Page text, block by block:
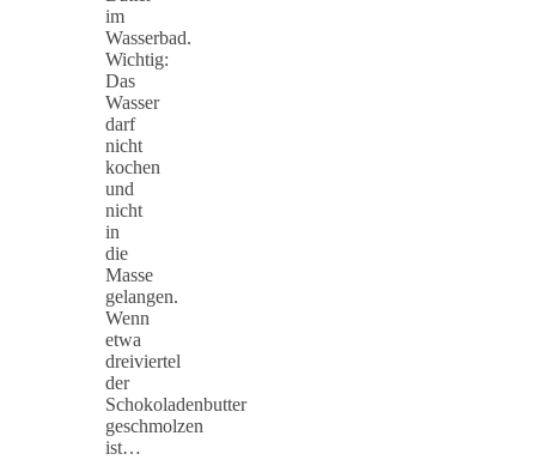
im
Wasserbad.
Wichtig:
Das
Wasser
darf
nicht
kochen
und
nicht
in
die
Masse
gelangen.
Wenn
etwa
dreiviertel
der
Schokoladenbutter
geschmolzen
ist…